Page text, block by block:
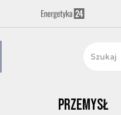
Przemysł